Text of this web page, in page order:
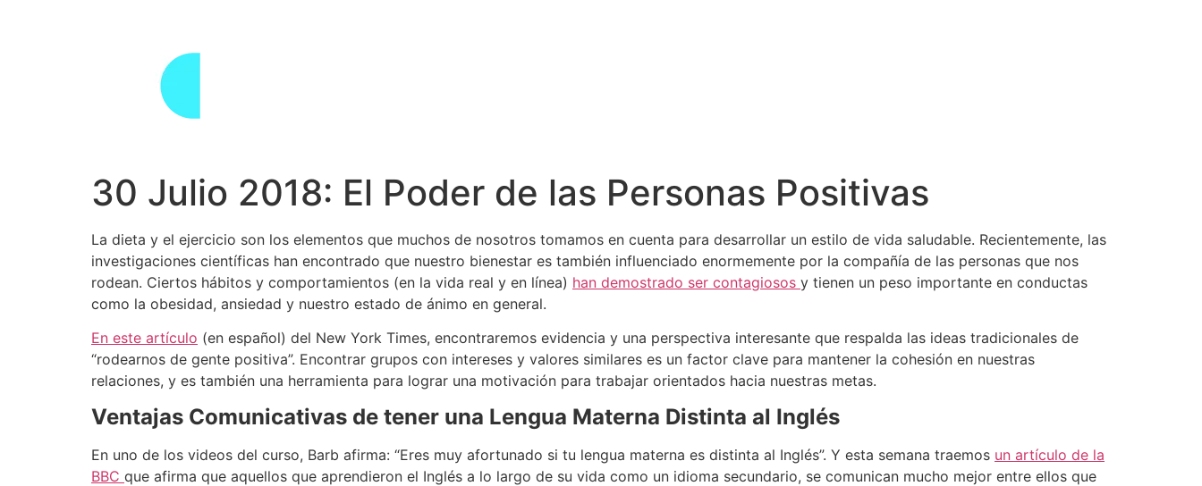
30 Julio 2018: El Poder de las Personas Positivas
La dieta y el ejercicio son los elementos que muchos de nosotros tomamos en cuenta para desarrollar un estilo de vida saludable. Recientemente, las
investigaciones científicas han encontrado que nuestro bienestar es también influenciado enormemente por la compañía de las personas que nos
rodean. Ciertos hábitos y comportamientos (en la vida real y en línea) han demostrado ser contagiosos y tienen un peso importante en conductas
como la obesidad, ansiedad y nuestro estado de ánimo en general.
En este artículo (en español) del New York Times, encontraremos evidencia y una perspectiva interesante que respalda las ideas tradicionales de
“rodearnos de gente positiva”. Encontrar grupos con intereses y valores similares es un factor clave para mantener la cohesión en nuestras
relaciones, y es también una herramienta para lograr una motivación para trabajar orientados hacia nuestras metas.
Ventajas Comunicativas de tener una Lengua Materna Distinta al Inglés
En uno de los videos del curso, Barb afirma: “Eres muy afortunado si tu lengua materna es distinta al Inglés”. Y esta semana traemos un artículo de la
BBC que afirma que aquellos que aprendieron el Inglés a lo largo de su vida como un idioma secundario, se comunican mucho mejor entre ellos que